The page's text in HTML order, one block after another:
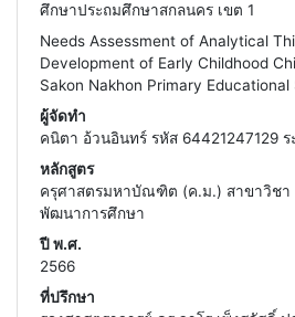
ศึกษาประถมศึกษาสกลนคร เขต 1
Needs Assessment of Analytical
Development of Early Childhood
Sakon Nakhon Primary
ผู้จัดทำ
คนิตา อ้วนอินทร์ รหัส 64421247129
หลักสูตร
ครุศาสตรมหาบัณฑิต (ค.ม.) สาขาวิชา
พัฒนาการศึกษา
ปี พ.ศ.
2566
ที่ปรึกษา